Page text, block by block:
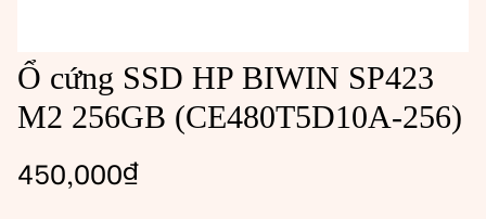
Ổ cứng SSD HP BIWIN SP423
M2 256GB (CE480T5D10A-256)
450,000₫